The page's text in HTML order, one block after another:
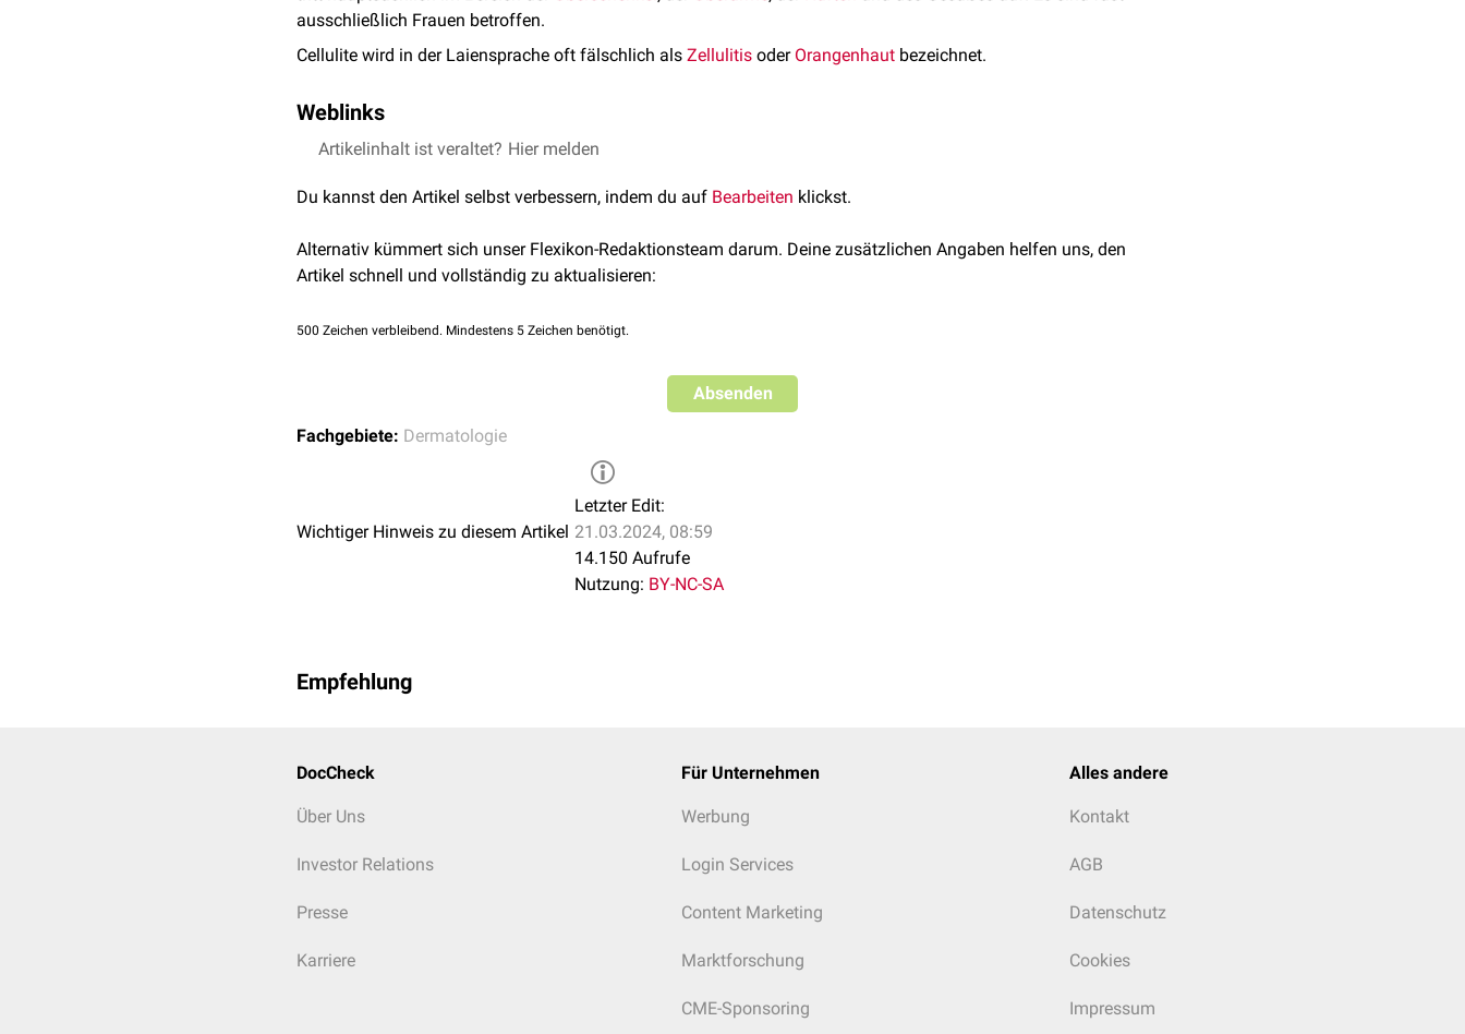
ausschließlich Frauen betroffen.
Cellulite wird in der Laiensprache oft fälschlich als Zellulitis oder Orangenhaut bezeichnet.
Weblinks
Gentest auf Cellulite
Artikelinhalt ist veraltet? Hier melden
Du kannst den Artikel selbst verbessern, indem du auf Bearbeiten klickst.
Alternativ kümmert sich unser Flexikon-Redaktionsteam darum. Deine zusätzlichen Angaben helfen uns, den
Artikel schnell und vollständig zu aktualisieren:
500 Zeichen verbleibend. Mindestens 5 Zeichen benötigt.
Absenden
Fachgebiete: Dermatologie
Wichtiger Hinweis zu diesem Artikel
Letzter Edit:
21.03.2024, 08:59
14.150 Aufrufe
Nutzung: BY-NC-SA
Empfehlung
DocCheck
Über Uns
Investor Relations
Presse
Karriere
Für Unternehmen
Werbung
Login Services
Content Marketing
Marktforschung
CME-Sponsoring
Alles andere
Kontakt
AGB
Datenschutz
Cookies
Impressum